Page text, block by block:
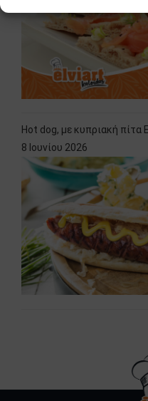
Hot dog, με κυπριακή πίτα
8 Ιουνίου 2026